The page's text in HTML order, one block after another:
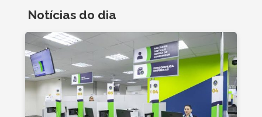
Notícias do dia